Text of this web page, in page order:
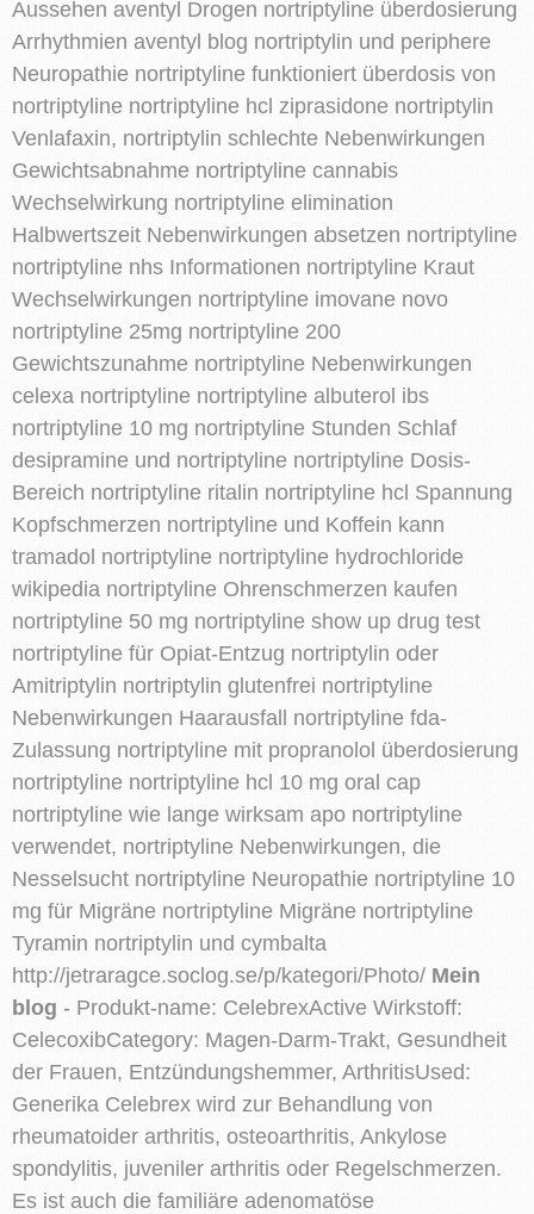
Aussehen aventyl Drogen nortriptyline überdosierung
Arrhythmien aventyl blog nortriptylin und periphere
Neuropathie nortriptyline funktioniert überdosis von
nortriptyline nortriptyline hcl ziprasidone nortriptylin
Venlafaxin, nortriptylin schlechte Nebenwirkungen
Gewichtsabnahme nortriptyline cannabis
Wechselwirkung nortriptyline elimination
Halbwertszeit Nebenwirkungen absetzen nortriptyline
nortriptyline nhs Informationen nortriptyline Kraut
Wechselwirkungen nortriptyline imovane novo
nortriptyline 25mg nortriptyline 200
Gewichtszunahme nortriptyline Nebenwirkungen
celexa nortriptyline nortriptyline albuterol ibs
nortriptyline 10 mg nortriptyline Stunden Schlaf
desipramine und nortriptyline nortriptyline Dosis-
Bereich nortriptyline ritalin nortriptyline hcl Spannung
Kopfschmerzen nortriptyline und Koffein kann
tramadol nortriptyline nortriptyline hydrochloride
wikipedia nortriptyline Ohrenschmerzen kaufen
nortriptyline 50 mg nortriptyline show up drug test
nortriptyline für Opiat-Entzug nortriptylin oder
Amitriptylin nortriptylin glutenfrei nortriptyline
Nebenwirkungen Haarausfall nortriptyline fda-
Zulassung nortriptyline mit propranolol überdosierung
nortriptyline nortriptyline hcl 10 mg oral cap
nortriptyline wie lange wirksam apo nortriptyline
verwendet, nortriptyline Nebenwirkungen, die
Nesselsucht nortriptyline Neuropathie nortriptyline 10
mg für Migräne nortriptyline Migräne nortriptyline
Tyramin nortriptylin und cymbalta
http://jetraragce.soclog.se/p/kategori/Photo/ Mein
blog - Produkt-name: CelebrexActive Wirkstoff:
CelecoxibCategory: Magen-Darm-Trakt, Gesundheit
der Frauen, Entzündungshemmer, ArthritisUsed:
Generika Celebrex wird zur Behandlung von
rheumatoider arthritis, osteoarthritis, Ankylose
spondylitis, juveniler arthritis oder Regelschmerzen.
Es ist auch die familiäre adenomatöse